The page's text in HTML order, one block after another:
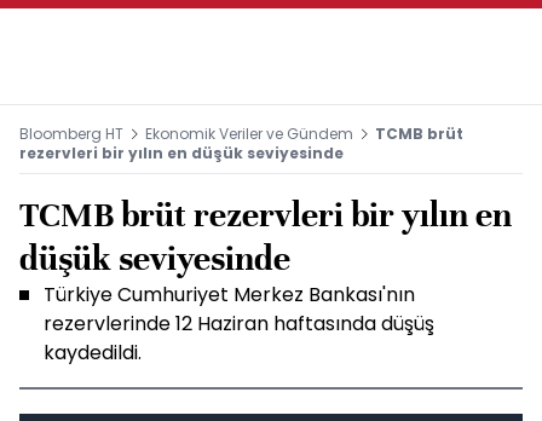
Bloomberg HT Ekonomik Veriler ve Gündem
TCMB brüt
rezervleri bir yılın en düşük seviyesinde
TCMB brüt rezervleri bir yılın en
düşük seviyesinde
Türkiye Cumhuriyet Merkez Bankası'nın
rezervlerinde 12 Haziran haftasında düşüş
kaydedildi.